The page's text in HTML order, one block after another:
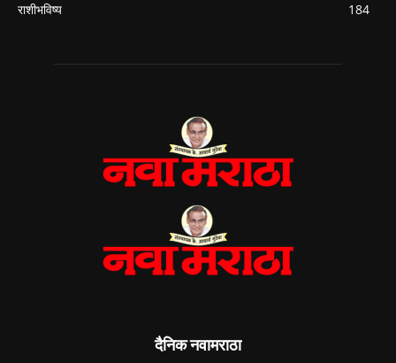
राशीभविष्य
184
दैनिक नवामराठा